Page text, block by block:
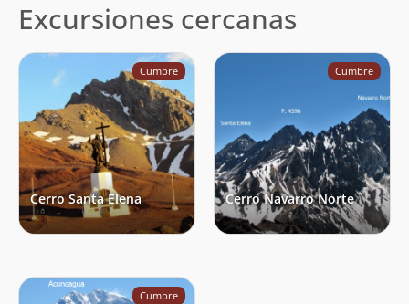
Excursiones cercanas
Cumbre
Cerro Santa Elena
Cumbre
Cerro Navarro Norte
Cumbre